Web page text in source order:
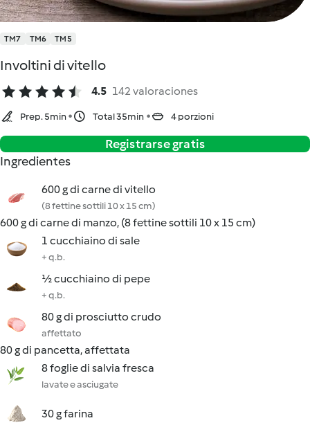
TM7 TM6 TM5
Involtini di vitello
4.5 142 valoraciones
Prep. 5min Total 35min 4 porzioni
Registrarse gratis
Ingredientes
600 g di carne di vitello
(8 fettine sottili 10 x 15 cm)
600 g di carne di manzo, (8 fettine sottili 10 x 15 cm)
1 cucchiaino di sale
+ q.b.
½ cucchiaino di pepe
+ q.b.
80 g di prosciutto crudo
affettato
80 g di pancetta, affettata
8 foglie di salvia fresca
lavate e asciugate
30 g farina